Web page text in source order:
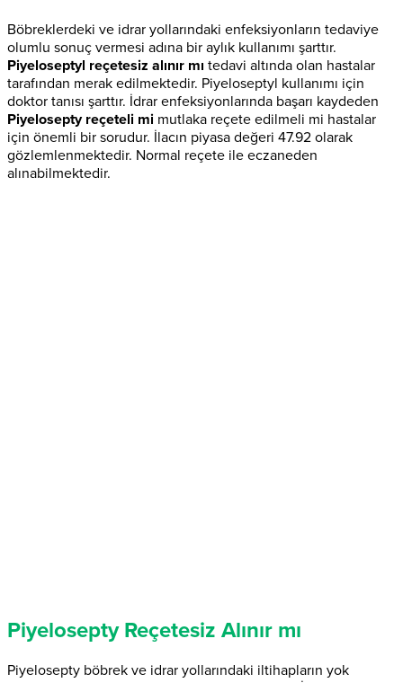
Böbreklerdeki ve idrar yollarındaki enfeksiyonların tedaviye
olumlu sonuç vermesi adına bir aylık kullanımı şarttır.
Piyeloseptyl reçetesiz alınır mı tedavi altında olan hastalar
tarafından merak edilmektedir. Piyeloseptyl kullanımı için
doktor tanısı şarttır. İdrar enfeksiyonlarında başarı kaydeden
Piyelosepty reçeteli mi mutlaka reçete edilmeli mi hastalar
için önemli bir sorudur. İlacın piyasa değeri 47.92 olarak
gözlemlenmektedir. Normal reçete ile eczaneden
alınabilmektedir.
Piyelosepty Reçetesiz Alınır mı
Piyelosepty böbrek ve idrar yollarındaki iltihapların yok